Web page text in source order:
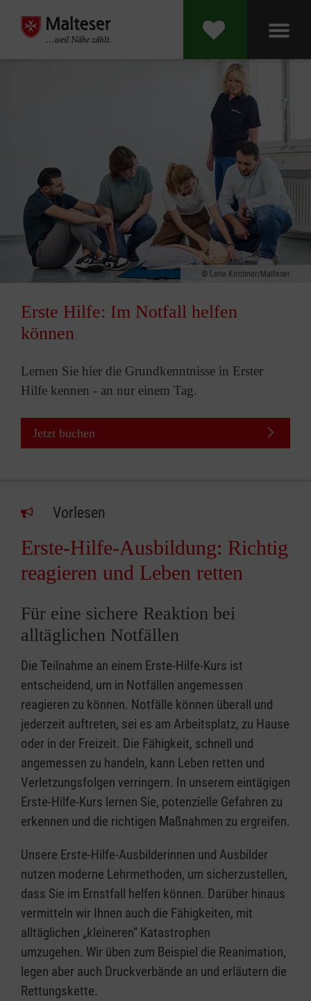
Lena Kirchner/Malteser
Erste Hilfe: Im Notfall helfen
können
Lernen Sie hier die Grundkenntnisse in Erster
Hilfe kennen - an nur einem Tag.
Jetzt buchen
Vorlesen
Erste-Hilfe-Ausbildung: Richtig
reagieren und Leben retten
Für eine sichere Reaktion bei
alltäglichen Notfällen
Die Teilnahme an einem Erste-Hilfe-Kurs ist
entscheidend, um in Notfällen angemessen
reagieren zu können. Notfälle können überall und
jederzeit auftreten, sei es am Arbeitsplatz, zu Hause
oder in der Freizeit. Die Fähigkeit, schnell und
angemessen zu handeln, kann Leben retten und
Verletzungsfolgen verringern. In unserem eintägigen
Erste-Hilfe-Kurs lernen Sie, potenzielle Gefahren zu
erkennen und die richtigen Maßnahmen zu ergreifen.
Unsere Erste-Hilfe-Ausbilderinnen und Ausbilder
nutzen moderne Lehrmethoden, um sicherzustellen,
dass Sie im Ernstfall helfen können. Darüber hinaus
vermitteln wir Ihnen auch die Fähigkeiten, mit
alltäglichen „kleineren” Katastrophen
umzugehen. Wir üben zum Beispiel die Reanimation,
legen aber auch Druckverbände an und erläutern die
Rettungskette.